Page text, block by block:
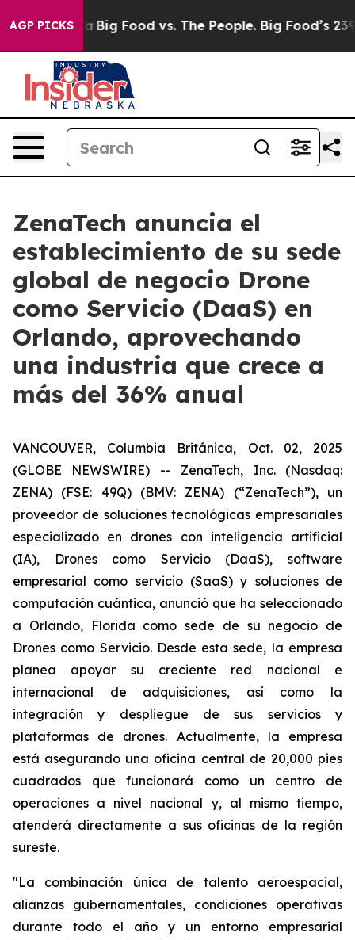
AGP PICKSBig Food vs. The People. Big Food’s 239
ZenaTech anuncia el
establecimiento de su sede
global de negocio Drone
como Servicio (DaaS) en
Orlando, aprovechando
una industria que crece a
más del 36% anual
VANCOUVER, Columbia Británica, Oct. 02, 2025
(GLOBE NEWSWIRE) -- ZenaTech, Inc. (Nasdaq:
ZENA) (FSE: 49Q) (BMV: ZENA) (“ZenaTech”), un
proveedor de soluciones tecnológicas empresariales
especializado en drones con inteligencia artificial
(IA), Drones como Servicio (DaaS), software
empresarial como servicio (SaaS) y soluciones de
computación cuántica, anunció que ha seleccionado
a Orlando, Florida como sede de su negocio de
Drones como Servicio. Desde esta sede, la empresa
planea apoyar su creciente red nacional e
internacional de adquisiciones, así como la
integración y despliegue de sus servicios y
plataformas de drones. Actualmente, la empresa
está asegurando una oficina central de 20,000 pies
cuadrados que funcionará como un centro de
operaciones a nivel nacional y, al mismo tiempo,
atenderá directamente a sus oficinas de la región
sureste.
"La combinación única de talento aeroespacial,
alianzas gubernamentales, condiciones operativas
durante todo el año y un entorno empresarial